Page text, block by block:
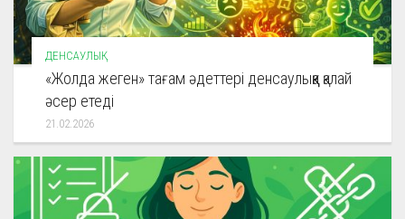
ДЕНСАУЛЫҚ
«Жолда жеген» тағам әдеттері денсаулыққа қалай
әсер етеді
21.02.2026